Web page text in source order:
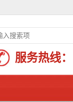
服务热线：